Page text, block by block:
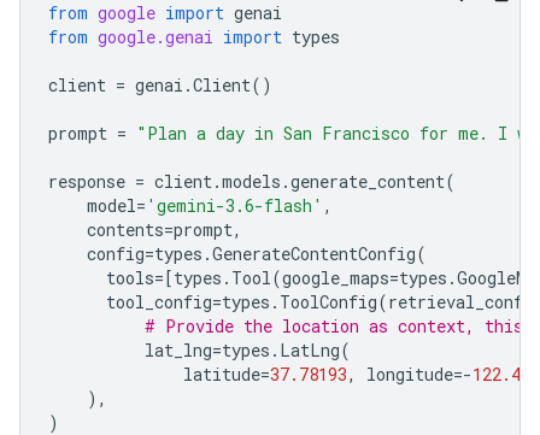
from google import genai
from google.genai import types
client = genai .Client()
prompt = "Plan a day in San Francisco for me. I
response = client.models .generate_content(
model= 'gemini-3.6-flash' ,
contents=prompt,
config=types .GenerateContentConfig(
tools=[types . Tool(google_maps=types .
tool_config=types . ToolConfig(
# Provide the location as context, this
lat_lng=types . LatLng(
latitude=37.78193, longitude=-
),
)